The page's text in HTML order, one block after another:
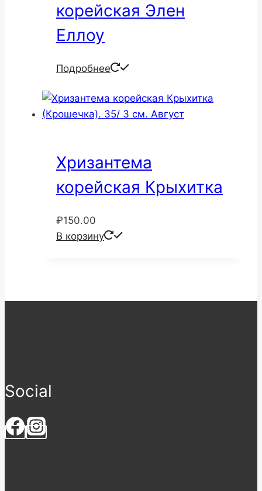
корейская Элен
Еллоу
Подробнее
Хризантема
корейская Крыхитка
₽150.00
В корзину
Social